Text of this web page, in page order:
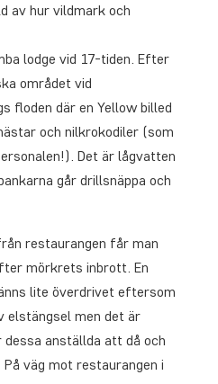
av hur vildmark och
lodge vid 17-tiden. Efter
området vid
floden där en Yellow billed
och nilkrokodiler (som
Det är lågvatten
går drillsnäppa och
restaurangen får man
mörkrets inbrott. En
lite överdrivet eftersom
elstängsel men det är
anställda att då och
väg mot restaurangen i